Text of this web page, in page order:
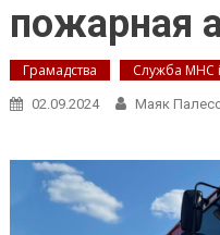
пожарная
Грамадства Служба МНС
02.09.2024 Маяк